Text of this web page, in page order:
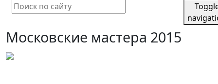
Московские мастера 2015